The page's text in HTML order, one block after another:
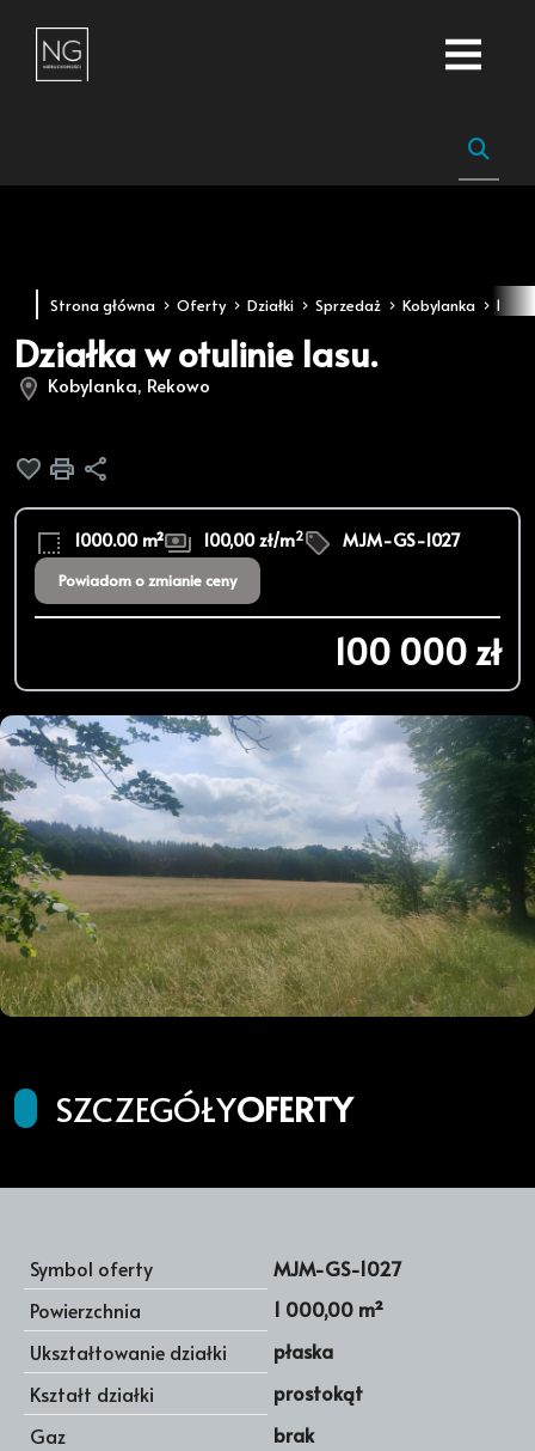
Strona główna Oferty Działki Sprzedaż Kobylanka
Działka w otulinie lasu.
Kobylanka, Rekowo
Dodaj do ulubionych
Drukuj
1000.00 m² 100,00 zł/m2 MJM-GS-1027
Powiadom o zmianie ceny
100 000 zł
SZCZEGÓŁYOFERTY
Symbol oferty
MJM-GS-1027
Powierzchnia
1 000,00 m²
Ukształtowanie działki
płaska
Kształt działki
prostokąt
Gaz
brak